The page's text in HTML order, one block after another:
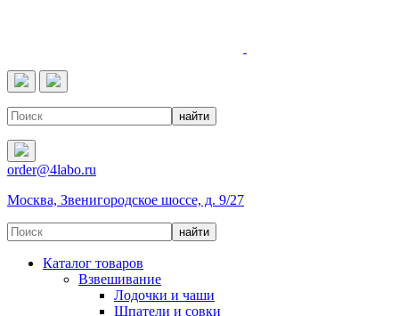
order@4labo.ru
Москва, Звенигородское шоссе, д. 9/27
Каталог товаров
Взвешивание
Лодочки и чаши
Шпатели и совки